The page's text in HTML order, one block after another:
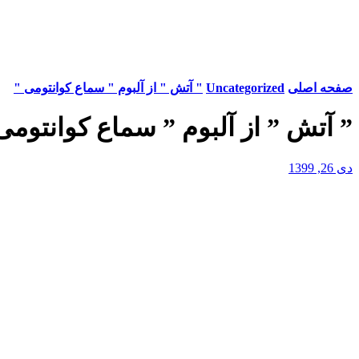
صفحه اصلی Uncategorized " آتش " از آلبوم " سماع کوانتومی "
” آتش ” از آلبوم ” سماع
دی 26, 1399